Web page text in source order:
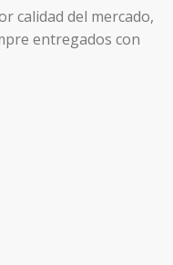
calidad del mercado,
entregados con